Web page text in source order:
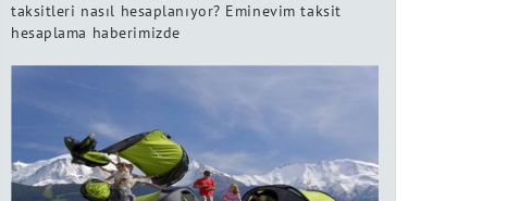
taksitleri nasıl hesaplanıyor? Eminevim taksit
hesaplama haberimizde